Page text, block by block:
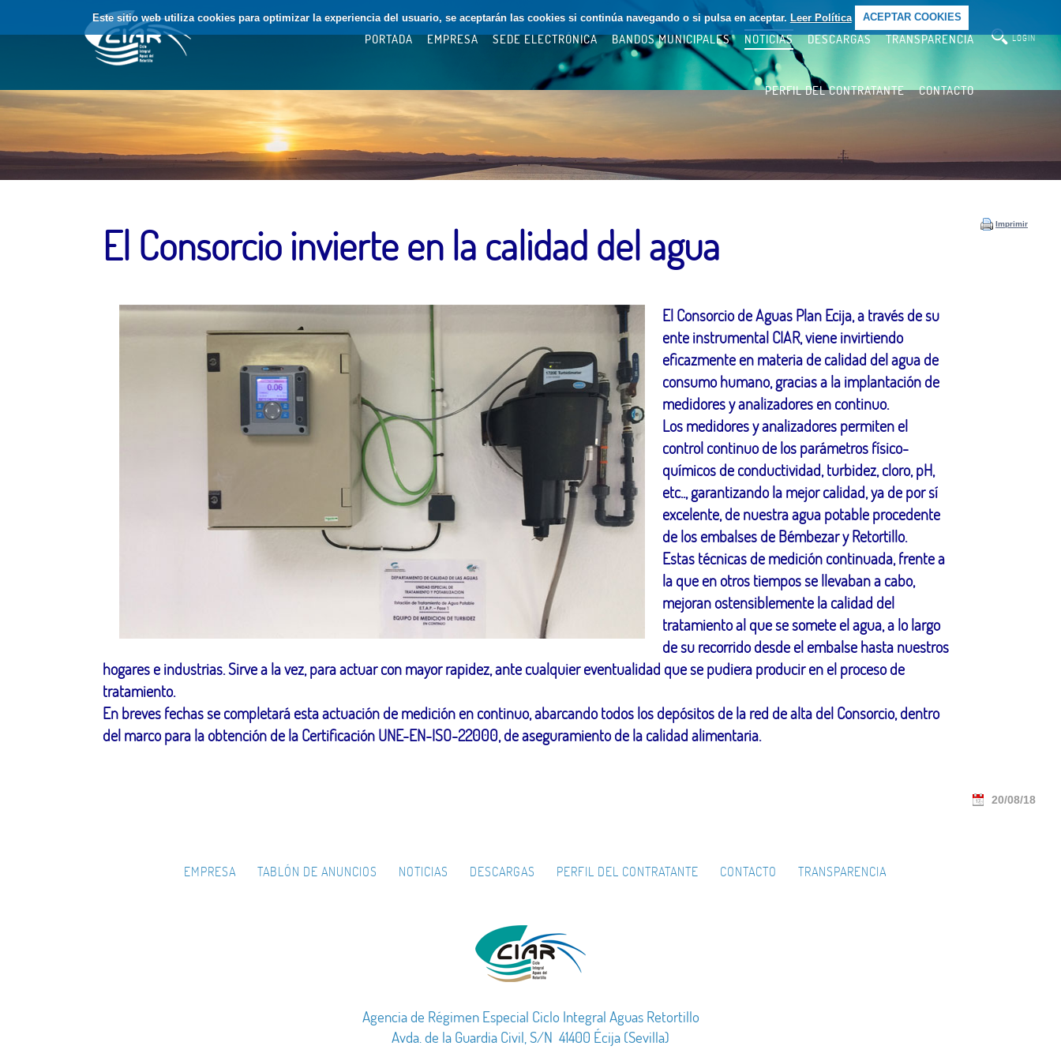
Este sitio web utiliza cookies para optimizar la experiencia del usuario, se aceptarán las cookies si continúa navegando o si pulsa en aceptar. Leer Política ACEPTAR COOKIES
PORTADA EMPRESA SEDE ELECTRÓNICA BANDOS MUNICIPALES NOTICIAS DESCARGAS TRANSPARENCIA
PERFIL DEL CONTRATANTE CONTACTO
LOGIN
Imprimir
El Consorcio invierte en la calidad del agua
El Consorcio de Aguas Plan Ecija, a través de su
ente instrumental CIAR, viene invirtiendo
eficazmente en materia de calidad del agua de
consumo humano, gracias a la implantación de
medidores y analizadores en continuo.
Los medidores y analizadores permiten el
control continuo de los parámetros físico-
químicos de conductividad, turbidez, cloro, pH,
etc.., garantizando la mejor calidad, ya de por sí
excelente, de nuestra agua potable procedente
de los embalses de Bémbezar y Retortillo.
Estas técnicas de medición continuada, frente a
la que en otros tiempos se llevaban a cabo,
mejoran ostensiblemente la calidad del
tratamiento al que se somete el agua, a lo largo
de su recorrido desde el embalse hasta nuestros
hogares e industrias. Sirve a la vez, para actuar con mayor rapidez, ante cualquier eventualidad que se pudiera producir en el proceso de
tratamiento.
En breves fechas se completará esta actuación de medición en continuo, abarcando todos los depósitos de la red de alta del Consorcio, dentro
del marco para la obtención de la Certificación UNE-EN-ISO-22000, de aseguramiento de la calidad alimentaria.
20/08/18
EMPRESA TABLÓN DE ANUNCIOS NOTICIAS DESCARGAS PERFIL DEL CONTRATANTE CONTACTO TRANSPARENCIA
Agencia de Régimen Especial Ciclo Integral Aguas Retortillo
Avda. de la Guardia Civil, S/N 41400 Écija (Sevilla)